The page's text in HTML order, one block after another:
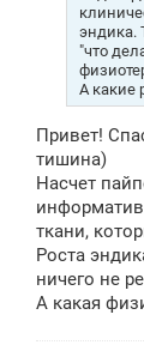
эндика.
"что
А какие
Привет!
тишина)
Насчет
ткани,
Роста
ничего не
А какая